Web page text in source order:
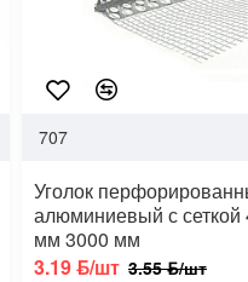
707
Уголок
алюминиевый с сеткой
мм 3000 мм
3.19 ƃ/шт 3.55 ƃ/шт